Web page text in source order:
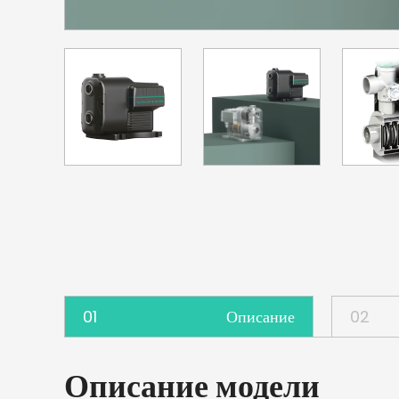
01 Описание 02
Описание модели